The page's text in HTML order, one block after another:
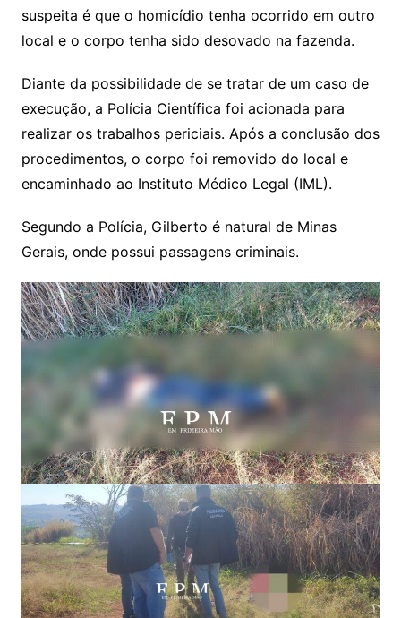
suspeita é que o homicídio tenha ocorrido em outro
local e o corpo tenha sido desovado na fazenda.
Diante da possibilidade de se tratar de um caso de
execução, a Polícia Científica foi acionada para
realizar os trabalhos periciais. Após a conclusão dos
procedimentos, o corpo foi removido do local e
encaminhado ao Instituto Médico Legal (IML).
Segundo a Polícia, Gilberto é natural de Minas
Gerais, onde possui passagens criminais.